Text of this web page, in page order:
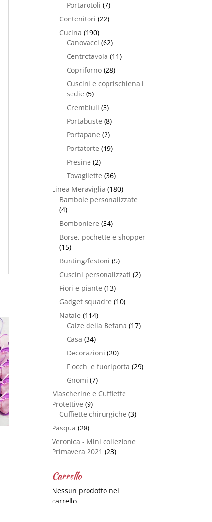
Portarotoli (7)
Contenitori (22)
Cucina (190)
Canovacci (62)
Centrotavola (11)
Copriforno (28)
Cuscini e coprischienali
sedie (5)
Grembiuli (3)
Portabuste (8)
Portapane (2)
Portatorte (19)
Presine (2)
Tovagliette (36)
Linea Meraviglia (180)
Bambole personalizzate
(4)
Bomboniere (34)
Borse, pochette e shopper
(15)
Bunting/festoni (5)
Cuscini personalizzati (2)
Fiori e piante (13)
Gadget squadre (10)
Natale (114)
Calze della Befana (17)
Casa (34)
Decorazioni (20)
Fiocchi e fuoriporta (29)
Gnomi (7)
Mascherine e Cuffiette
Protettive (9)
Cuffiette chirurgiche (3)
Pasqua (28)
Veronica - Mini collezione
Primavera 2021 (23)
Carrello
Nessun prodotto nel
carrello.